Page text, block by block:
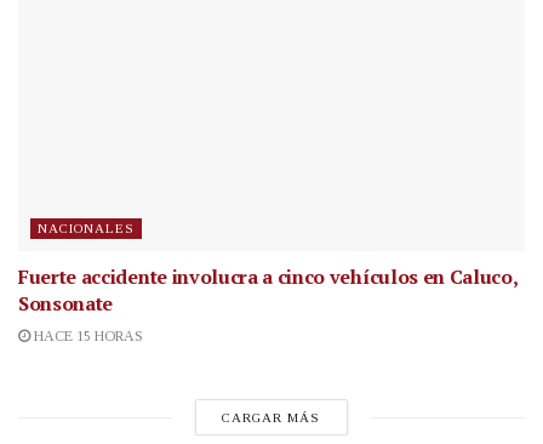
NACIONALES
Fuerte accidente involucra a cinco vehículos en Caluco,
Sonsonate
HACE 15 HORAS
CARGAR MÁS